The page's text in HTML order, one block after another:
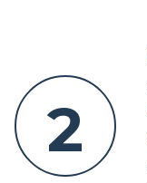
2